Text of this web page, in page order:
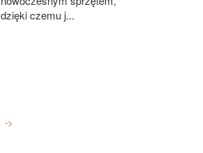
dzięki czemu j...